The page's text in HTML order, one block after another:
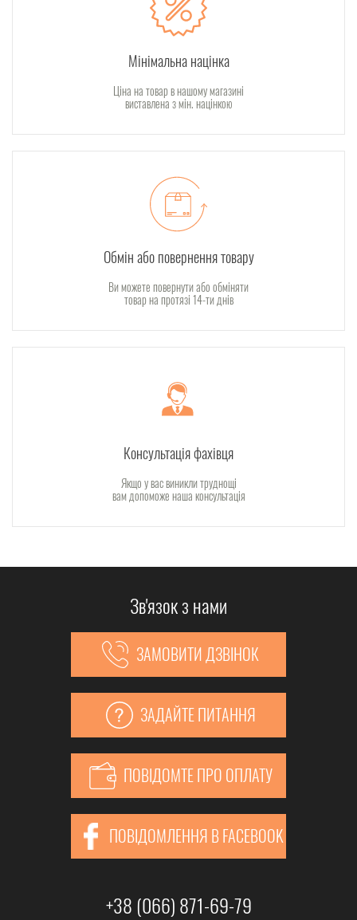
Мінімальна націнка
Ціна на товар в нашому магазині
виставлена з мін. націнкою
Обмін або повернення товару
Ви можете повернути або обміняти
товар на протязі 14-ти днів
Консультація фахівця
Якщо у вас виникли труднощі
вам допоможе наша консультація
Зв'язок з нами
ЗАМОВИТИ ДЗВІНОК
ЗАДАЙТЕ ПИТАННЯ
ПОВІДОМТЕ ПРО ОПЛАТУ
ПОВІДОМЛЕННЯ В FACEBOOK
+38 (066) 871-69-79